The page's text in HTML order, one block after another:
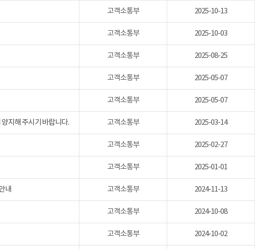
고객소통부 2025-10-13
고객소통부 2025-10-03
고객소통부 2025-08-25
고객소통부 2025-05-07
고객소통부 2025-05-07
지해 주시기 바랍니다. 고객소통부 2025-03-14
고객소통부 2025-02-27
고객소통부 2025-01-01
내 고객소통부 2024-11-13
고객소통부 2024-10-08
고객소통부 2024-10-02